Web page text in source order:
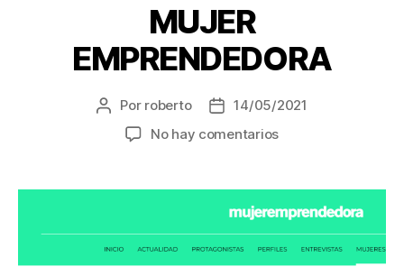
MUJER
EMPRENDEDORA
Por roberto
14/05/2021
No hay comentarios